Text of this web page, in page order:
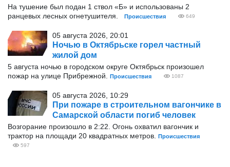
На тушение был подан 1 ствол «Б» и использованы 2
ранцевых лесных огнетушителя.
Происшествия 649
05 августа 2026, 20:01
Ночью в Октябрьске горел частный
жилой дом
5 августа ночью в городском округе Октябрьск произошел
пожар на улице Прибрежной.
Происшествия 1087
05 августа 2026, 10:29
При пожаре в строительном вагончике в
Самарской области погиб человек
Возгорание произошло в 2:22. Огонь охватил вагончик и
трактор на площади 20 квадратных метров.
Происшествия
597